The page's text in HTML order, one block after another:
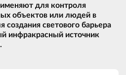
для контроля
объектов или людей в
светового барьера
инфракрасный источник